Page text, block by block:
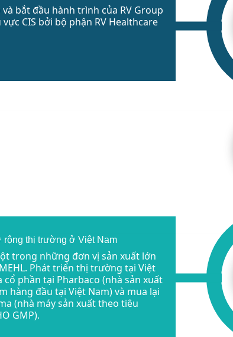
và bắt đầu hành trình của RV Group
CIS bởi bộ phận RV Healthcare
rộng thị trường ở Việt Nam
trong những đơn vị sản xuất lớn
Phát triển thị trường tại Việt
cổ phần tại Pharbaco (nhà sản xuất
hàng đầu tại Việt Nam) và mua lại
(nhà máy sản xuất theo tiêu
GMP).